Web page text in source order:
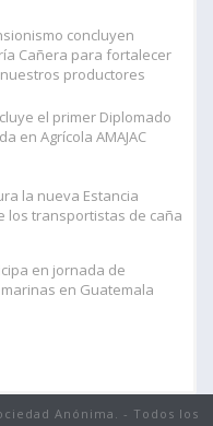
concluyen
Cañera para fortalecer
productores
el primer Diplomado
en Agrícola AMAJAC
la nueva Estancia
los transportistas de caña
en jornada de
en Guatemala
Anónima. - Todos los